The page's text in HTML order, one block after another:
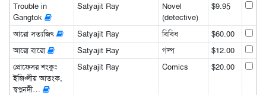
Trouble in
Gangtok
Satyajit Ray
Novel
(detective)
$9.95
আরো সত্যজিৎ Satyajit Ray বিবিধ
$60.00
আরো বারো
Satyajit Ray গল্প
$12.00
প্রোফেসর শংকুঃ
ইজিপ্সীয় আতংক,
স্বপ্ননদী…
Satyajit Ray Comics $20.00